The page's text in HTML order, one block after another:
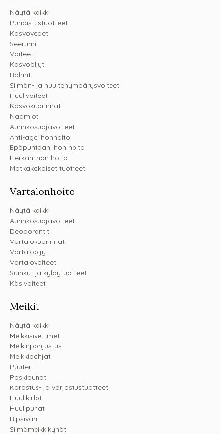
Näytä kaikki
Puhdistustuotteet
Kasvovedet
Seerumit
Voiteet
Kasvoöljyt
Balmit
Silmän- ja huultenympärysvoiteet
Huulivoiteet
Kasvokuorinnat
Naamiot
Aurinkosuojavoiteet
Anti-age ihonhoito
Epäpuhtaan ihon hoito
Herkän ihon hoito
Matkakokoiset tuotteet
Vartalonhoito
Näytä kaikki
Aurinkosuojavoiteet
Deodorantit
Vartalokuorinnat
Vartaloöljyt
Vartalovoiteet
Suihku- ja kylpytuotteet
Käsivoiteet
Meikit
Näytä kaikki
Meikkisiveltimet
Meikinpohjustus
Meikkipohjat
Puuterit
Poskipunat
Korostus- ja varjostustuotteet
Huulikiillot
Huulipunat
Ripsivärit
Silmämeikkikynät